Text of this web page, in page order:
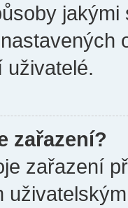
uživatelé.
zařazení?
zařazení